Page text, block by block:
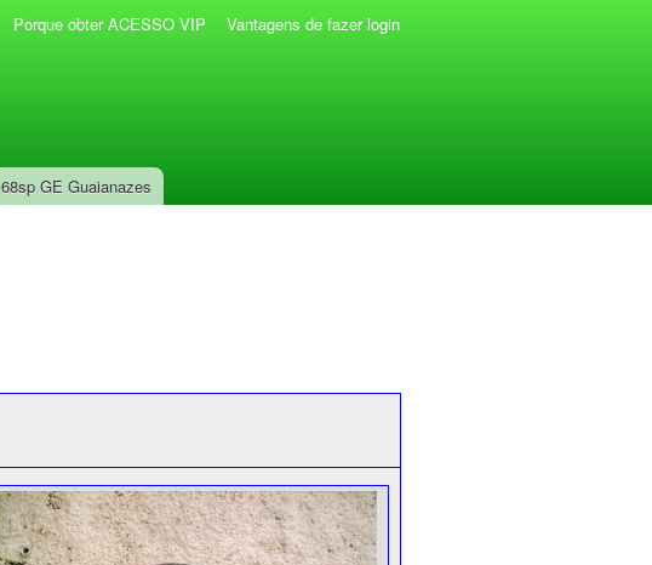
68sp GE Guaianazes
Porque obter ACESSO VIP Vantagens de fazer login